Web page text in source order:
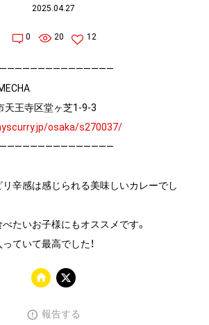
2025.04.27
0 20 12
天王寺区堂ヶ芝1-9-3
osaka/s270037/
辛感は感じられる美味しいカレーでし
たいお子様にもオススメです。
ていて最高でした！
報告する